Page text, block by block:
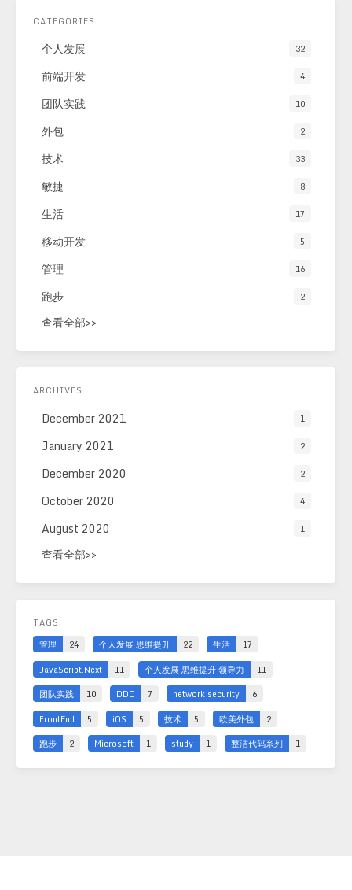
CATEGORIES
个人发展 32
前端开发 4
团队实践 10
外包 2
技术 33
敏捷 8
生活 17
移动开发 5
管理 16
跑步 2
查看全部>>
ARCHIVES
December 2021 1
January 2021 2
December 2020 2
October 2020 4
August 2020 1
查看全部>>
TAGS
管理
24 个人发展 思维提升 22 生活
17
JavaScript.Next
11 个人发展 思维提升 领导力
11
团队实践
10 DDD 7 network security
6
FrontEnd
5 iOS 5 技术 5 欧美外包
2
跑步
2 Microsoft 1 study 1 整洁代码系列 1